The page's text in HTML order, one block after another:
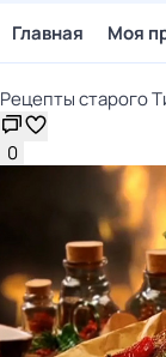
Главная Моя
Рецепты старого
0